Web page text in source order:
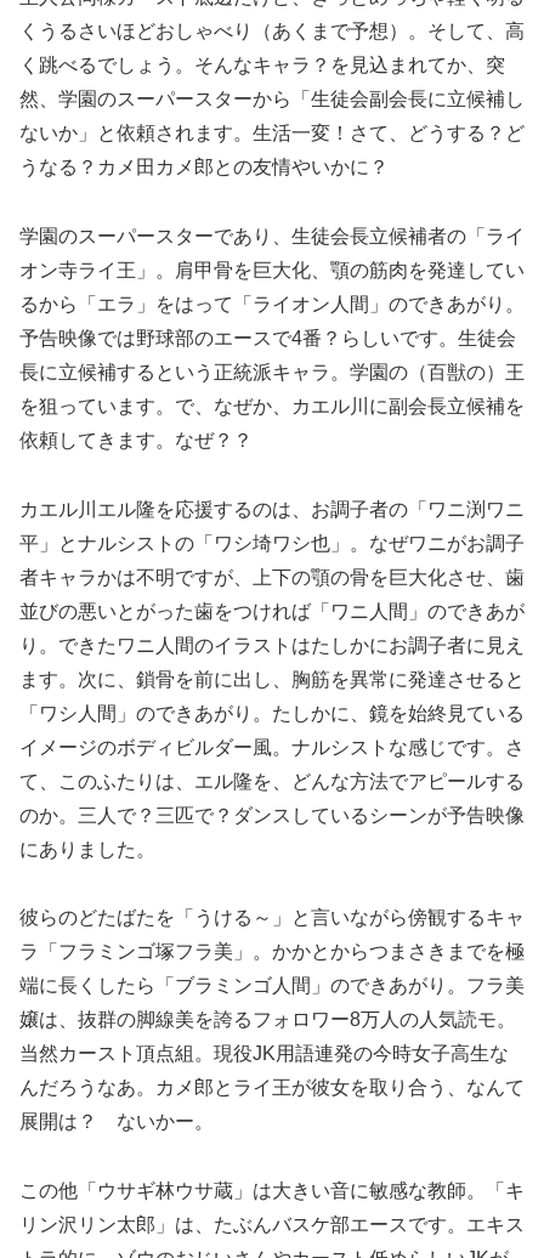
くうるさいほどおしゃべり（あくまで予想）。そして、高
く跳べるでしょう。そんなキャラ？を見込まれてか、突
然、学園のスーパースターから「生徒会副会長に立候補し
ないか」と依頼されます。生活一変！さて、どうする？ど
うなる？カメ田カメ郎との友情やいかに？
学園のスーパースターであり、生徒会長立候補者の「ライ
オン寺ライ王」。肩甲骨を巨大化、顎の筋肉を発達してい
るから「エラ」をはって「ライオン人間」のできあがり。
予告映像では野球部のエースで4番？らしいです。生徒会
長に立候補するという正統派キャラ。学園の（百獣の）王
を狙っています。で、なぜか、カエル川に副会長立候補を
依頼してきます。なぜ？？
カエル川エル隆を応援するのは、お調子者の「ワニ渕ワニ
平」とナルシストの「ワシ埼ワシ也」。なぜワニがお調子
者キャラかは不明ですが、上下の顎の骨を巨大化させ、歯
並びの悪いとがった歯をつければ「ワニ人間」のできあが
り。できたワニ人間のイラストはたしかにお調子者に見え
ます。次に、鎖骨を前に出し、胸筋を異常に発達させると
「ワシ人間」のできあがり。たしかに、鏡を始終見ている
イメージのボディビルダー風。ナルシストな感じです。さ
て、このふたりは、エル隆を、どんな方法でアピールする
のか。三人で？三匹で？ダンスしているシーンが予告映像
にありました。
彼らのどたばたを「うける～」と言いながら傍観するキャ
ラ「フラミンゴ塚フラ美」。かかとからつまさきまでを極
端に長くしたら「ブラミンゴ人間」のできあがり。フラ美
嬢は、抜群の脚線美を誇るフォロワー8万人の人気読モ。
当然カースト頂点組。現役JK用語連発の今時女子高生な
んだろうなあ。カメ郎とライ王が彼女を取り合う、なんて
展開は？ ないかー。
この他「ウサギ林ウサ蔵」は大きい音に敏感な教師。「キ
リン沢リン太郎」は、たぶんバスケ部エースです。エキス